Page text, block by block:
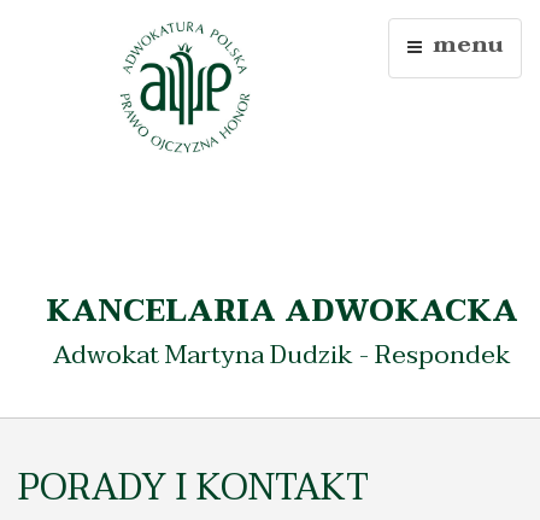
menu
KANCELARIA ADWOKACKA
Adwokat Martyna Dudzik - Respondek
PORADY I KONTAKT